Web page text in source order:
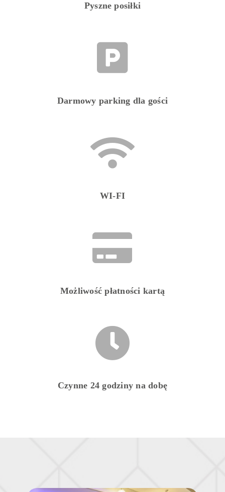
Pyszne posiłki
Darmowy parking dla gości
WI-FI
Możliwość płatności kartą
Czynne 24 godziny na dobę